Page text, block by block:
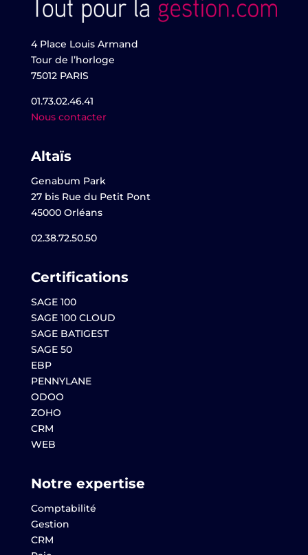
4 Place Louis Armand
Tour de l’horloge
75012 PARIS
01.73.02.46.41
Nous contacter
Altaïs
Genabum Park
27 bis Rue du Petit Pont
45000 Orléans
02.38.72.50.50
Certifications
SAGE 100
SAGE 100 CLOUD
SAGE BATIGEST
SAGE 50
EBP
PENNYLANE
ODOO
ZOHO
CRM
WEB
Notre expertise
Comptabilité
Gestion
CRM